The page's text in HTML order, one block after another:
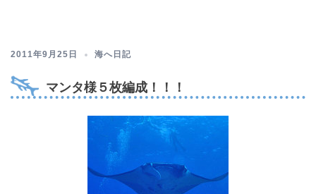
2011年9月25日 海へ日記
マンタ様５枚編成！！！